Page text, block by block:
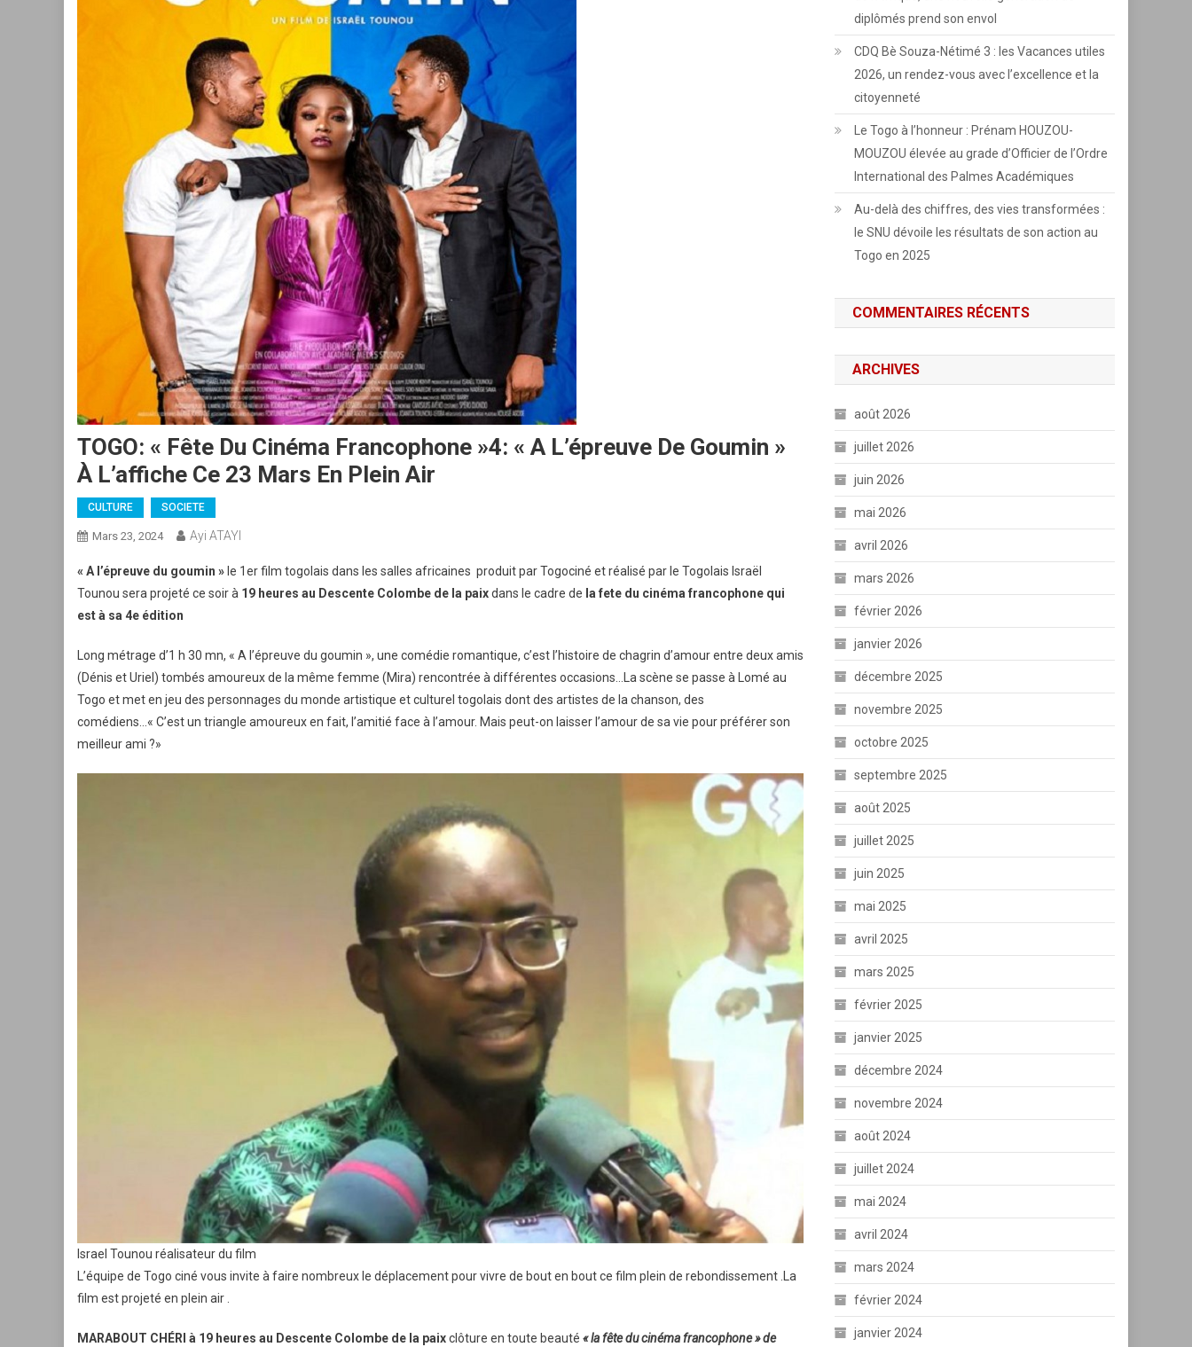
TOGO: « Fête Du Cinéma Francophone »4: « A L’épreuve De Goumin »
À L’affiche Ce 23 Mars En Plein Air
CULTURE SOCIETE
Mars 23, 2024 Ayi ATAYI
« A l’épreuve du goumin » le 1er film togolais dans les salles africaines produit par Togociné et réalisé par le Togolais Israël
Tounou sera projeté ce soir à 19 heures au Descente Colombe de la paixdans le cadre de la fete du cinéma francophone qui
est à sa 4e édition
Long métrage d’1 h 30 mn, « A l’épreuve du goumin », une comédie romantique, c’est l’histoire de chagrin d’amour entre deux amis
(Dénis et Uriel) tombés amoureux de la même femme (Mira) rencontrée à différentes occasions…La scène se passe à Lomé au
Togo et met en jeu des personnages du monde artistique et culturel togolais dont des artistes de la chanson, des
comédiens…« C’est un triangle amoureux en fait, l’amitié face à l’amour. Mais peut-on laisser l’amour de sa vie pour préférer son
meilleur ami ?»
Israel Tounou réalisateur du film
L’équipe de Togo ciné vous invite à faire nombreux le déplacement pour vivre de bout en bout ce film plein de rebondissement .La
film est projeté en plein air .
MARABOUT CHÉRI à 19 heures au Descente Colombe de la paixclôture en toute beauté « la fête du cinéma francophone » de
diplômés prend son envol
CDQ Bè Souza-Nétimé 3 : les Vacances utiles
2026, un rendez-vous avec l’excellence et la
citoyenneté
Le Togo à l’honneur : Prénam HOUZOU-
MOUZOU élevée au grade d’Officier de l’Ordre
International des Palmes Académiques
Au-delà des chiffres, des vies transformées :
le SNU dévoile les résultats de son action au
Togo en 2025
COMMENTAIRES RÉCENTS
ARCHIVES
août 2026
juillet 2026
juin 2026
mai 2026
avril 2026
mars 2026
février 2026
janvier 2026
décembre 2025
novembre 2025
octobre 2025
septembre 2025
août 2025
juillet 2025
juin 2025
mai 2025
avril 2025
mars 2025
février 2025
janvier 2025
décembre 2024
novembre 2024
août 2024
juillet 2024
mai 2024
avril 2024
mars 2024
février 2024
janvier 2024